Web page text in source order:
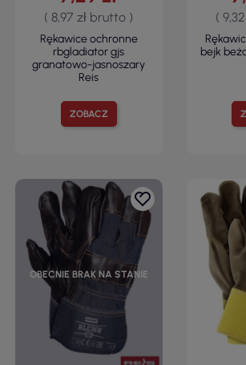
ZOBACZ
( 8,97 zł brutto )
Rękawice ochronne
rbgladiator gjs
granatowo-jasnoszary
Reis
(
bejk
OBECNIE BRAK NA STANIE